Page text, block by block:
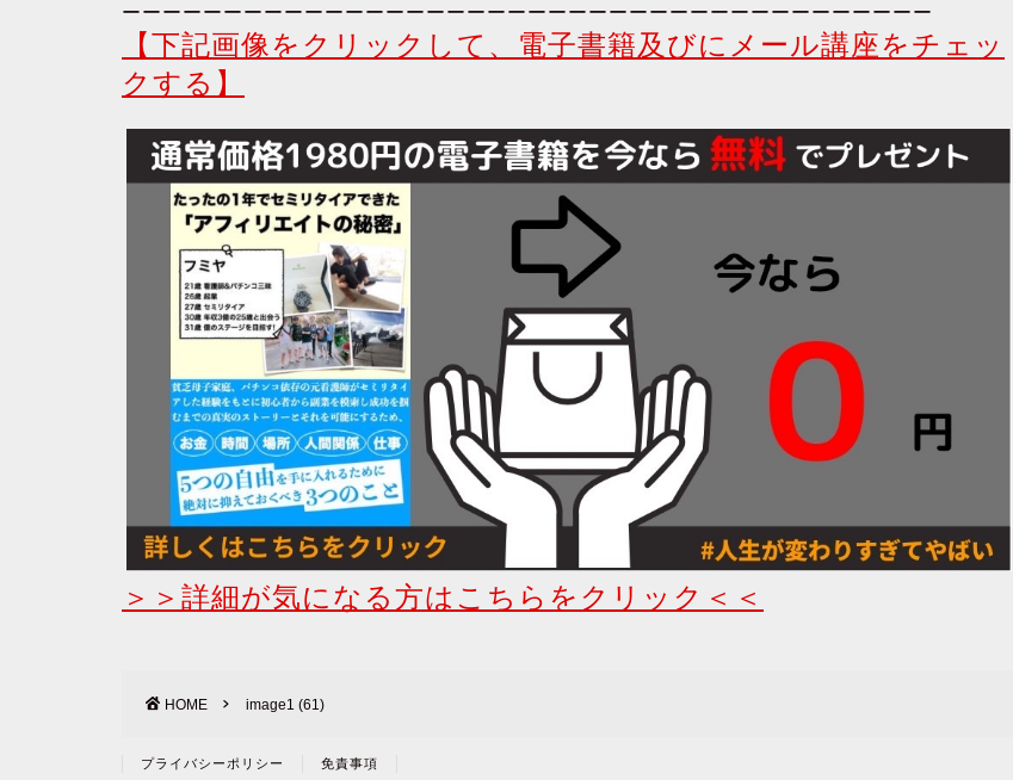
ーーーーーーーーーーーーーーーーーーーーーーーーーーーーーーーーーーーーーーーー
【下記画像をクリックして、電子書籍及びにメール講座をチェッ
クする】
＞＞詳細が気になる方はこちらをクリック＜＜
HOME image1 (61)
プライバシーポリシー 免責事項